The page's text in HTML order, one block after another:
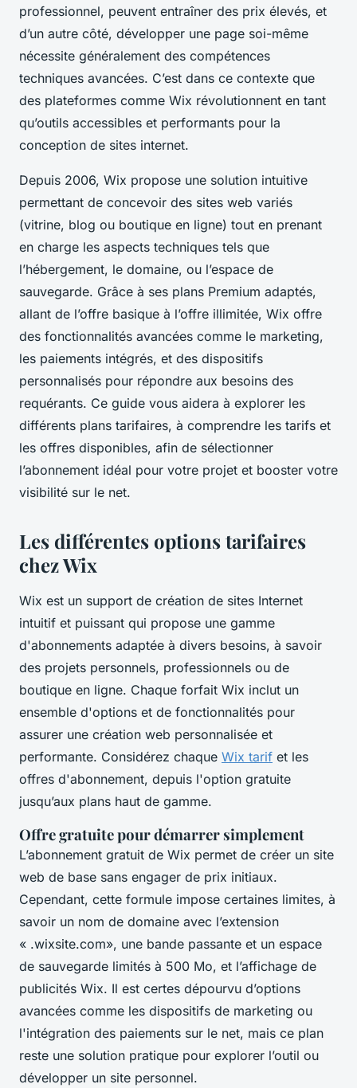
professionnel, peuvent entraîner des prix élevés, et
d’un autre côté, développer une page soi-même
nécessite généralement des compétences
techniques avancées. C’est dans ce contexte que
des plateformes comme Wix révolutionnent en tant
qu’outils accessibles et performants pour la
conception de sites internet.
Depuis 2006, Wix propose une solution intuitive
permettant de concevoir des sites web variés
(vitrine, blog ou boutique en ligne) tout en prenant
en charge les aspects techniques tels que
l’hébergement, le domaine, ou l’espace de
sauvegarde. Grâce à ses plans Premium adaptés,
allant de l’offre basique à l’offre illimitée, Wix offre
des fonctionnalités avancées comme le marketing,
les paiements intégrés, et des dispositifs
personnalisés pour répondre aux besoins des
requérants. Ce guide vous aidera à explorer les
différents plans tarifaires, à comprendre les tarifs et
les offres disponibles, afin de sélectionner
l’abonnement idéal pour votre projet et booster votre
visibilité sur le net.
Les différentes options tarifaires
chez Wix
Wix est un support de création de sites Internet
intuitif et puissant qui propose une gamme
d'abonnements adaptée à divers besoins, à savoir
des projets personnels, professionnels ou de
boutique en ligne. Chaque forfait Wix inclut un
ensemble d'options et de fonctionnalités pour
assurer une création web personnalisée et
performante. Considérez chaque Wix tarif et les
offres d'abonnement, depuis l'option gratuite
jusqu’aux plans haut de gamme.
Offre gratuite pour démarrer simplement
L’abonnement gratuit de Wix permet de créer un site
web de base sans engager de prix initiaux.
Cependant, cette formule impose certaines limites, à
savoir un nom de domaine avec l’extension
« .wixsite.com», une bande passante et un espace
de sauvegarde limités à 500 Mo, et l’affichage de
publicités Wix. Il est certes dépourvu d’options
avancées comme les dispositifs de marketing ou
l'intégration des paiements sur le net, mais ce plan
reste une solution pratique pour explorer l’outil ou
développer un site personnel.